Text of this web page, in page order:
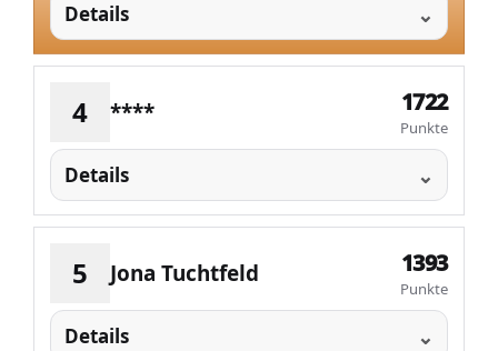
Details
4 **** 1722
Punkte
Details
5 Jona Tuchtfeld 1393
Punkte
Details